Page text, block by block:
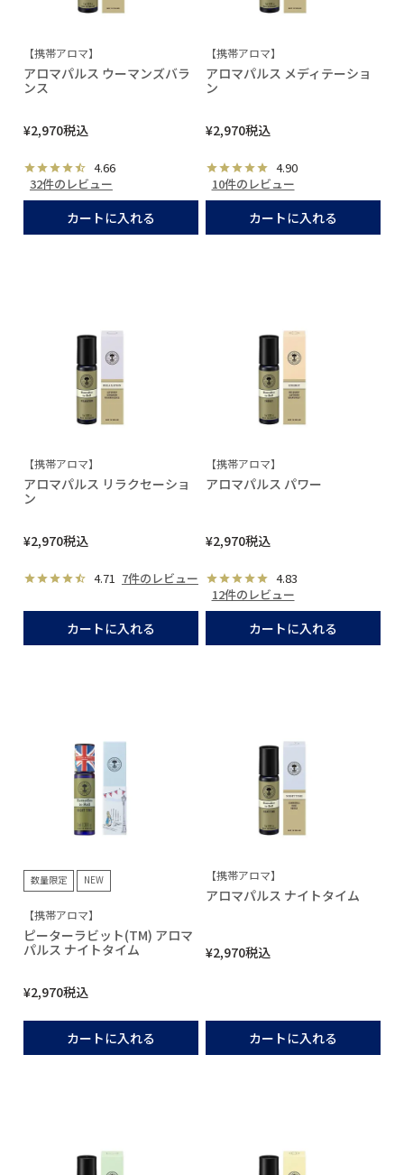
【携帯アロマ】
アロマパルス ウーマンズバラ
ンス
¥2,970税込
4.66
32件のレビュー
カートに入れる
【携帯アロマ】
アロマパルス メディテーショ
ン
¥2,970税込
4.90
10件のレビュー
カートに入れる
【携帯アロマ】
アロマパルス リラクセーショ
ン
¥2,970税込
4.71 7件のレビュー
カートに入れる
【携帯アロマ】
アロマパルス パワー
¥2,970税込
4.83
12件のレビュー
カートに入れる
数量限定 NEW
【携帯アロマ】
ピーターラビット(TM) アロマ
パルス ナイトタイム
¥2,970税込
カートに入れる
【携帯アロマ】
アロマパルス ナイトタイム
¥2,970税込
カートに入れる